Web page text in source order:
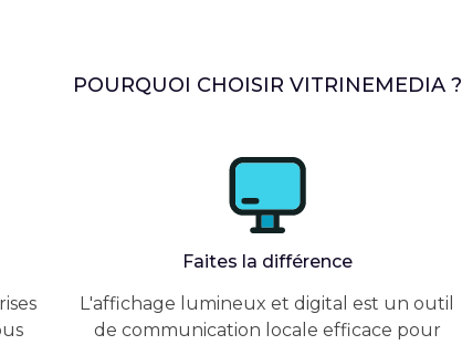
POURQUOI CHOISIR VITRINEMEDIA ?
Faites la différence
L'affichage lumineux et digital est un outil
de communication locale efficace pour